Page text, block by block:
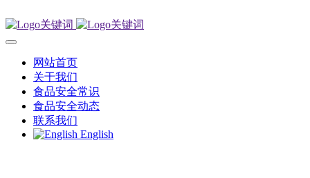
网站首页
关于我们
食品安全常识
食品安全动态
联系我们
English